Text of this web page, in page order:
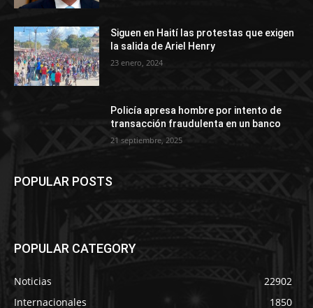
Siguen en Haití las protestas que exigen
la salida de Ariel Henry
23 enero, 2024
Policía apresa hombre por intento de
transacción fraudulenta en un banco
21 septiembre, 2025
POPULAR POSTS
POPULAR CATEGORY
Noticias
22902
Internacionales
1850